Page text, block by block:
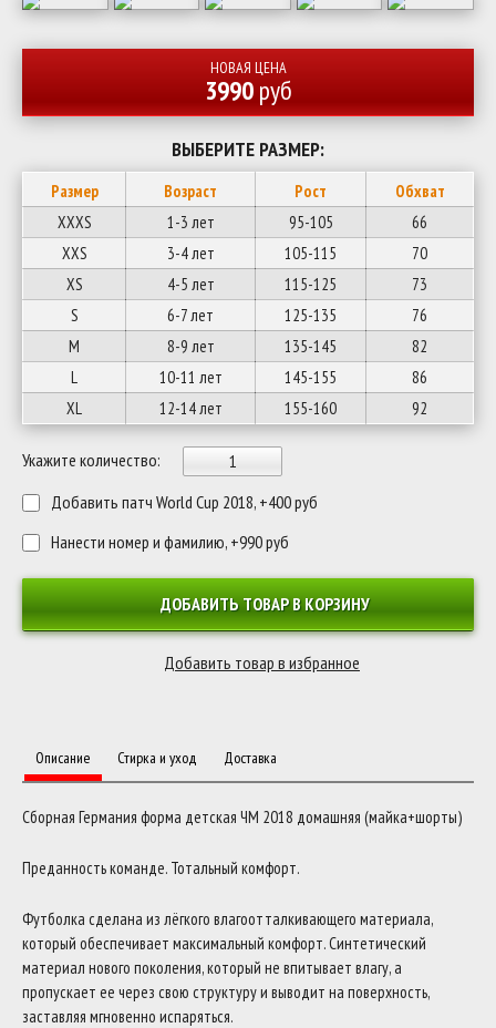
НОВАЯ ЦЕНА
3990руб
ВЫБЕРИТЕ РАЗМЕР:
Размер Возраст Рост
Обхват
XXXS
1-3 лет 95-105
66
XXS
3-4 лет 105-115
70
XS
4-5 лет 115-125
73
S
6-7 лет 125-135
76
M
8-9 лет 135-145
82
L
10-11 лет 145-155
86
XL
12-14 лет 155-160 92
Укажите количество:
Добавить патч World Cup 2018, +400 руб
Нанести номер и фамилию, +990 руб
ДОБАВИТЬ ТОВАР В КОРЗИНУ
Описание Стирка и уход Доставка
Сборная Германия форма детская ЧМ 2018 домашняя (майка+шорты)
Преданность команде. Тотальный комфорт.
Футболка сделана из лёгкого влагоотталкивающего материала,
который обеспечивает максимальный комфорт. Синтетический
материал нового поколения, который не впитывает влагу, а
пропускает ее через свою структуру и выводит на поверхность,
заставляя мгновенно испаряться.